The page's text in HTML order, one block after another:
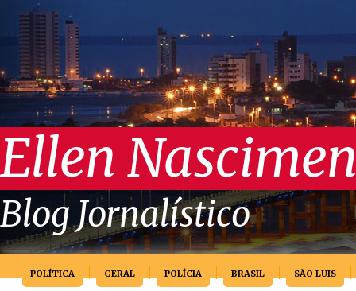
Ellen
Blog Jornalístico
POLÍTICA GERAL POLÍCIA BRASIL SÃO LUIS